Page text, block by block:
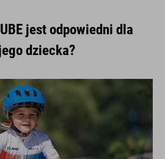
jest odpowiedni dla
dziecka?